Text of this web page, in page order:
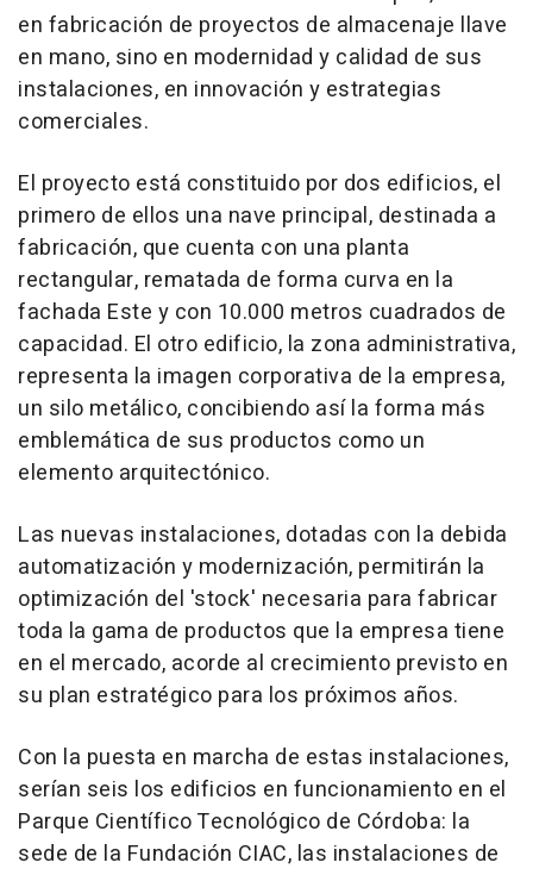
en fabricación de proyectos de almacenaje llave
en mano, sino en modernidad y calidad de sus
instalaciones, en innovación y estrategias
comerciales.
El proyecto está constituido por dos edificios, el
primero de ellos una nave principal, destinada a
fabricación, que cuenta con una planta
rectangular, rematada de forma curva en la
fachada Este y con 10.000 metros cuadrados de
capacidad. El otro edificio, la zona administrativa,
representa la imagen corporativa de la empresa,
un silo metálico, concibiendo así la forma más
emblemática de sus productos como un
elemento arquitectónico.
Las nuevas instalaciones, dotadas con la debida
automatización y modernización, permitirán la
optimización del 'stock' necesaria para fabricar
toda la gama de productos que la empresa tiene
en el mercado, acorde al crecimiento previsto en
su plan estratégico para los próximos años.
Con la puesta en marcha de estas instalaciones,
serían seis los edificios en funcionamiento en el
Parque Científico Tecnológico de Córdoba: la
sede de la Fundación CIAC, las instalaciones de